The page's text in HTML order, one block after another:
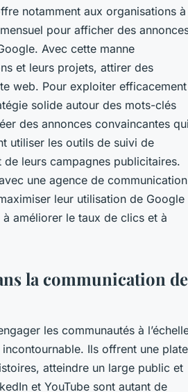
notamment aux organisations à
pour afficher des
Avec cette manne
et leurs projets, attirer des
web. Pour exploiter efficacement
solide autour des mots-clés
des annonces convaincantes qui
utiliser les outils de suivi de
leurs campagnes publicitaires.
une agence de communication
leur utilisation de Google
améliorer le taux de clics et à
la communication
les communautés à
Ils offrent une
atteindre un large public et
et YouTube sont autant de